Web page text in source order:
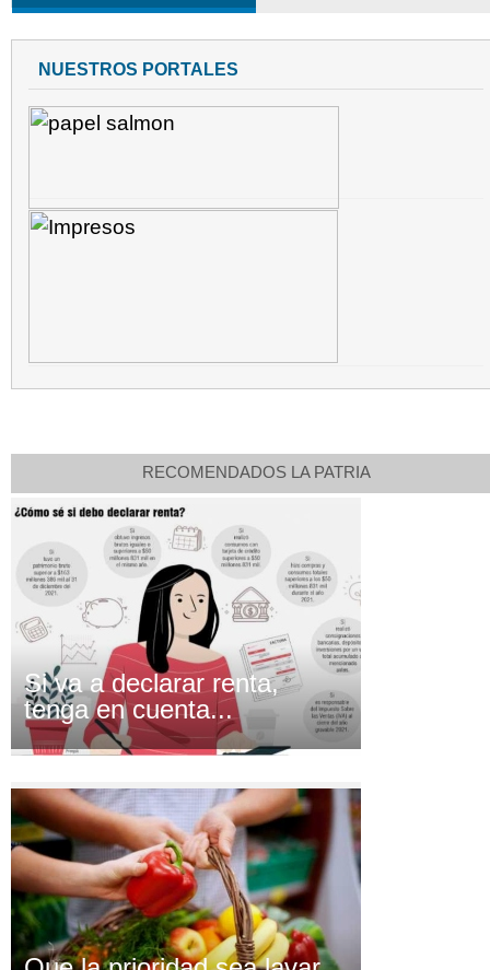
NUESTROS PORTALES
RECOMENDADOS LA PATRIA
Si va a declarar renta,
tenga en cuenta...